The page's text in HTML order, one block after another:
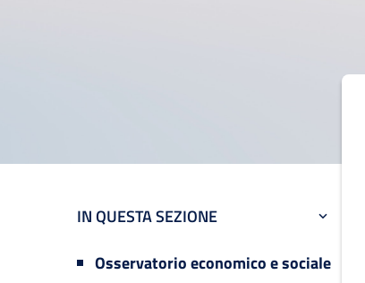
IN QUESTA SEZIONE
Osservatorio economico e sociale